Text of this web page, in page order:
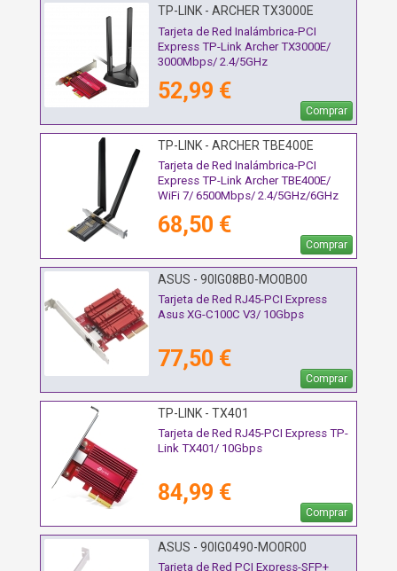
TP-LINK - ARCHER TX3000E
Tarjeta de Red Inalámbrica-PCI
Express TP-Link Archer TX3000E/
3000Mbps/ 2.4/5GHz
52,99 €
Comprar
TP-LINK - ARCHER TBE400E
Tarjeta de Red Inalámbrica-PCI
Express TP-Link Archer TBE400E/
WiFi 7/ 6500Mbps/ 2.4/5GHz/6GHz
68,50 €
Comprar
ASUS - 90IG08B0-MO0B00
Tarjeta de Red RJ45-PCI Express
Asus XG-C100C V3/ 10Gbps
77,50 €
Comprar
TP-LINK - TX401
Tarjeta de Red RJ45-PCI Express TP-
Link TX401/ 10Gbps
84,99 €
Comprar
ASUS - 90IG0490-MO0R00
Tarjeta de Red PCI Express-SFP+